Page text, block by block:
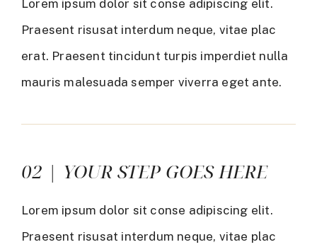
Lorem ipsum dolor sit conse adipiscing elit.
Praesent risusat interdum neque, vitae plac
erat. Praesent tincidunt turpis imperdiet nulla
mauris malesuada semper viverra eget ante.
02 | YOUR STEP GOES HERE
Lorem ipsum dolor sit conse adipiscing elit.
Praesent risusat interdum neque, vitae plac